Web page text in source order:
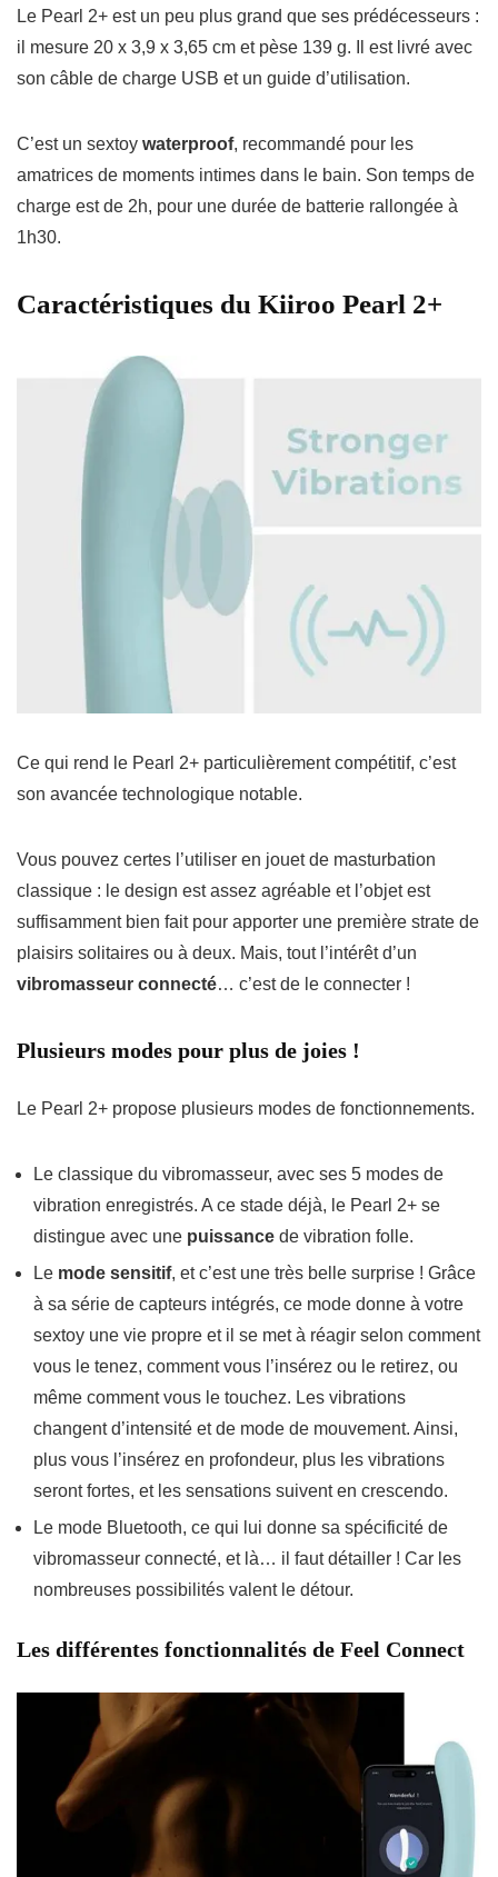
Le Pearl 2+ est un peu plus grand que ses prédécesseurs :
il mesure 20 x 3,9 x 3,65 cm et pèse 139 g. Il est livré avec
son câble de charge USB et un guide d’utilisation.
C’est un sextoy waterproof, recommandé pour les
amatrices de moments intimes dans le bain. Son temps de
charge est de 2h, pour une durée de batterie rallongée à
1h30.
Caractéristiques du Kiiroo Pearl 2+
Ce qui rend le Pearl 2+ particulièrement compétitif, c’est
son avancée technologique notable.
Vous pouvez certes l’utiliser en jouet de masturbation
classique : le design est assez agréable et l’objet est
suffisamment bien fait pour apporter une première strate de
plaisirs solitaires ou à deux. Mais, tout l’intérêt d’un
vibromasseur connecté… c’est de le connecter !
Plusieurs modes pour plus de joies !
Le Pearl 2+ propose plusieurs modes de fonctionnements.
Le classique du vibromasseur, avec ses 5 modes de
vibration enregistrés. A ce stade déjà, le Pearl 2+ se
distingue avec une puissance de vibration folle.
Le mode sensitif, et c’est une très belle surprise ! Grâce
à sa série de capteurs intégrés, ce mode donne à votre
sextoy une vie propre et il se met à réagir selon comment
vous le tenez, comment vous l’insérez ou le retirez, ou
même comment vous le touchez. Les vibrations
changent d’intensité et de mode de mouvement. Ainsi,
plus vous l’insérez en profondeur, plus les vibrations
seront fortes, et les sensations suivent en crescendo.
Le mode Bluetooth, ce qui lui donne sa spécificité de
vibromasseur connecté, et là… il faut détailler ! Car les
nombreuses possibilités valent le détour.
Les différentes fonctionnalités de Feel Connect